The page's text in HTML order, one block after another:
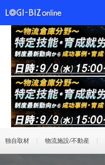
独自取材 物流施設/不動産